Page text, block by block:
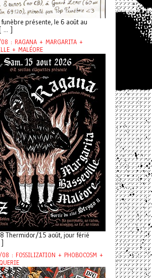
présente, le 6 août au
... ]
: RAGANA + MARGARITA +
+ MALÉORE
Thermidor/15 août, jour férié
: FOSSILIZATION + PHOBOCOSM +